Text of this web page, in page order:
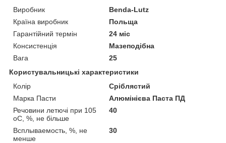
Виробник
Benda-Lutz
Країна виробник
Польща
Гарантійний термін
24 міс
Консистенція
Мазеподібна
Вага
25
Користувальницькі характеристики
Колір
Сріблястий
Марка Пасти
Алюмінієва Паста ПД
Речовини летючі при 105
оС, %, не більше
40
Всплываемость, %, не
менше
30